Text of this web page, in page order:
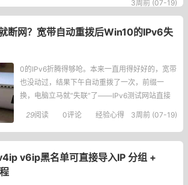
3周前 (07-19)
断网？宽带自动重拨后Win10的IPv6失
0的IPv6折腾得够呛。本来一直用得好好的，宽带
也没动过，结果下午自动重拨了一次，前缀一
换，电脑立马就“失联”了——IPv6测试网站直接
红叉，网页打不开，QQ也登不上。打开命令行一
全往老地址扔，可老
29阅读 0评论 经验心得 3周前 (07-19)
v6ip黑名单可直接导入IP 分组 +